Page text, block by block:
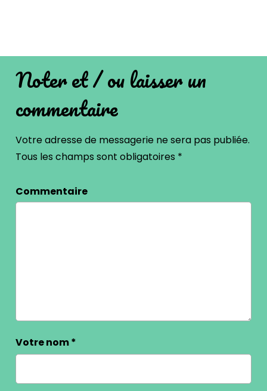
Noter et / ou laisser un
commentaire
Votre adresse de messagerie ne sera pas publiée.
Tous les champs sont obligatoires *
Commentaire
Votre nom*